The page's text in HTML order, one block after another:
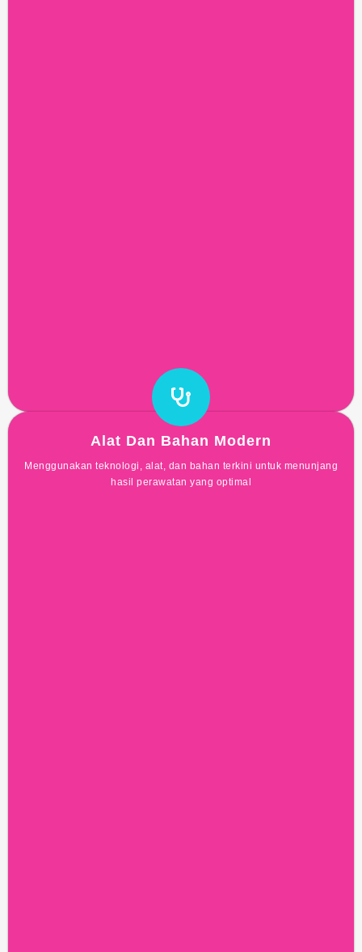
Alat Dan Bahan Modern
Menggunakan teknologi, alat, dan bahan terkini untuk menunjang
hasil perawatan yang optimal